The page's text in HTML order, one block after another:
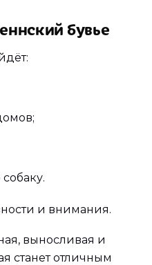
бувье
и внимания.
выносливая и
станет отличным